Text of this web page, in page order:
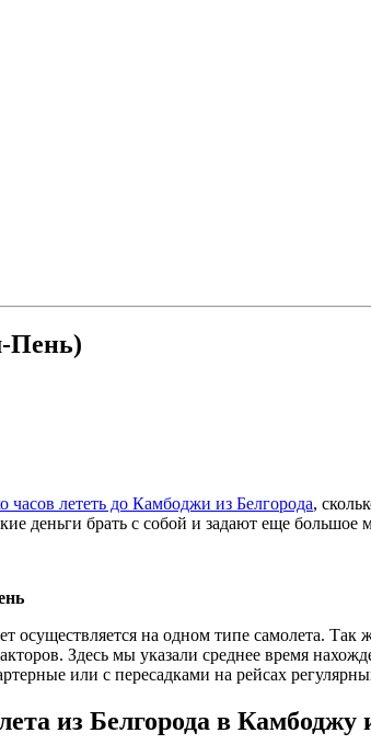
Пень)
часов лететь до Камбоджи из Белгорода,
деньги брать с собой и задают еще большое
осуществляется на одном типе самолета. Так
Здесь мы указали среднее время
или с пересадками на рейсах
из Белгорода в Камбоджу